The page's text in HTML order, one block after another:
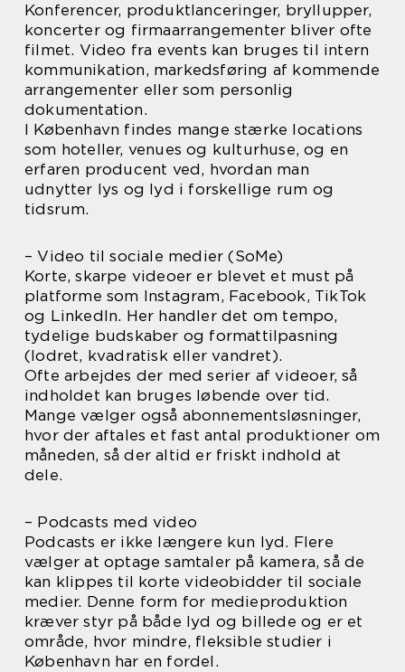
Konferencer, produktlanceringer, bryllupper,
koncerter og firmaarrangementer bliver ofte
filmet. Video fra events kan bruges til intern
kommunikation, markedsføring af kommende
arrangementer eller som personlig
dokumentation.
I København findes mange stærke locations
som hoteller, venues og kulturhuse, og en
erfaren producent ved, hvordan man
udnytter lys og lyd i forskellige rum og
tidsrum.
– Video til sociale medier (SoMe)
Korte, skarpe videoer er blevet et must på
platforme som Instagram, Facebook, TikTok
og LinkedIn. Her handler det om tempo,
tydelige budskaber og formattilpasning
(lodret, kvadratisk eller vandret).
Ofte arbejdes der med serier af videoer, så
indholdet kan bruges løbende over tid.
Mange vælger også abonnementsløsninger,
hvor der aftales et fast antal produktioner om
måneden, så der altid er friskt indhold at
dele.
– Podcasts med video
Podcasts er ikke længere kun lyd. Flere
vælger at optage samtaler på kamera, så de
kan klippes til korte videobidder til sociale
medier. Denne form for medieproduktion
kræver styr på både lyd og billede og er et
område, hvor mindre, fleksible studier i
København har en fordel.